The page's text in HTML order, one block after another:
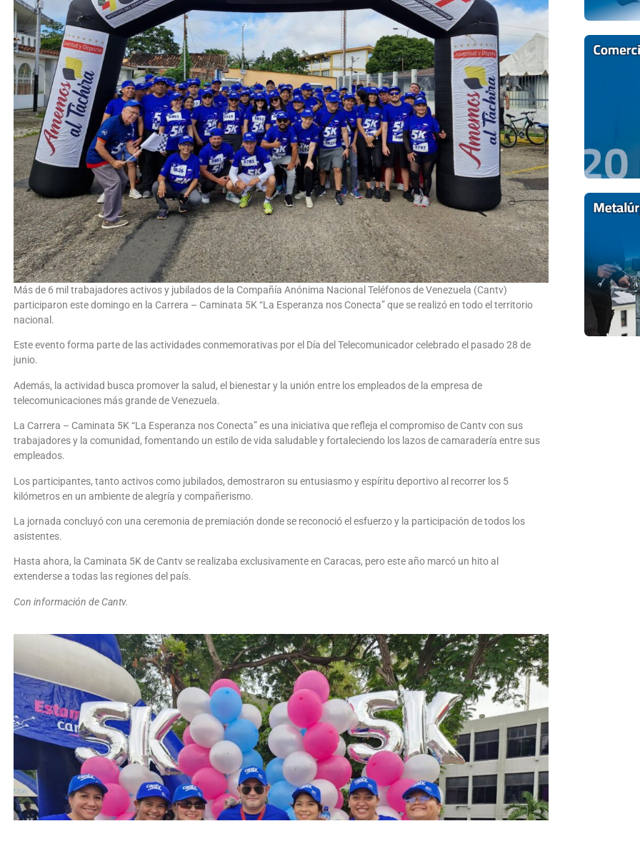
Más de 6 mil trabajadores activos y jubilados de la Compañía Anónima Nacional Teléfonos de Venezuela (Cantv)
participaron este domingo en la Carrera – Caminata 5K “La Esperanza nos Conecta” que se realizó en todo el territorio
nacional.
Este evento forma parte de las actividades conmemorativas por el Día del Telecomunicador celebrado el pasado 28 de
junio.
Además, la actividad busca promover la salud, el bienestar y la unión entre los empleados de la empresa de
telecomunicaciones más grande de Venezuela.
La Carrera – Caminata 5K “La Esperanza nos Conecta” es una iniciativa que refleja el compromiso de Cantv con sus
trabajadores y la comunidad, fomentando un estilo de vida saludable y fortaleciendo los lazos de camaradería entre sus
empleados.
Los participantes, tanto activos como jubilados, demostraron su entusiasmo y espíritu deportivo al recorrer los 5
kilómetros en un ambiente de alegría y compañerismo.
La jornada concluyó con una ceremonia de premiación donde se reconoció el esfuerzo y la participación de todos los
asistentes.
Hasta ahora, la Caminata 5K de Cantv se realizaba exclusivamente en Caracas, pero este año marcó un hito al
extenderse a todas las regiones del país.
Con información de Cantv.